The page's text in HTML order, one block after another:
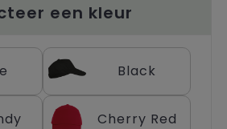
een kleur
Black
Cherry Red